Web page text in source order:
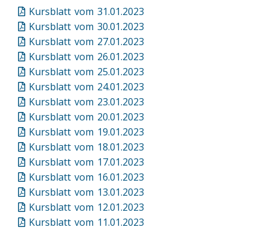
Kursblatt vom 31.01.2023
Kursblatt vom 30.01.2023
Kursblatt vom 27.01.2023
Kursblatt vom 26.01.2023
Kursblatt vom 25.01.2023
Kursblatt vom 24.01.2023
Kursblatt vom 23.01.2023
Kursblatt vom 20.01.2023
Kursblatt vom 19.01.2023
Kursblatt vom 18.01.2023
Kursblatt vom 17.01.2023
Kursblatt vom 16.01.2023
Kursblatt vom 13.01.2023
Kursblatt vom 12.01.2023
Kursblatt vom 11.01.2023